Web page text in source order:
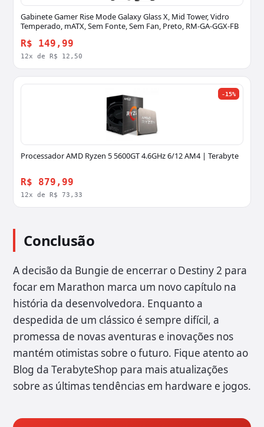
Gabinete Gamer Rise Mode Galaxy Glass X, Mid Tower, Vidro
Temperado, mATX, Sem Fonte, Sem Fan, Preto, RM-GA-GGX-FB
R$ 149,99
12x de R$ 12,50
-15%
Processador AMD Ryzen 5 5600GT 4.6GHz 6/12 AM4 | Terabyte
R$ 879,99
12x de R$ 73,33
Conclusão
A decisão da Bungie de encerrar o Destiny 2 para
focar em Marathon marca um novo capítulo na
história da desenvolvedora. Enquanto a
despedida de um clássico é sempre difícil, a
promessa de novas aventuras e inovações nos
mantém otimistas sobre o futuro. Fique atento ao
Blog da TerabyteShop para mais atualizações
sobre as últimas tendências em hardware e jogos.